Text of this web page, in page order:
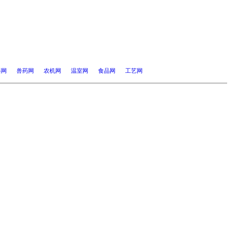
兽药网 农机网 温室网 食品网 工艺网